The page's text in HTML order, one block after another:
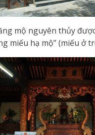
mộ nguyên thủy
miếu hạ mộ” (miếu ở